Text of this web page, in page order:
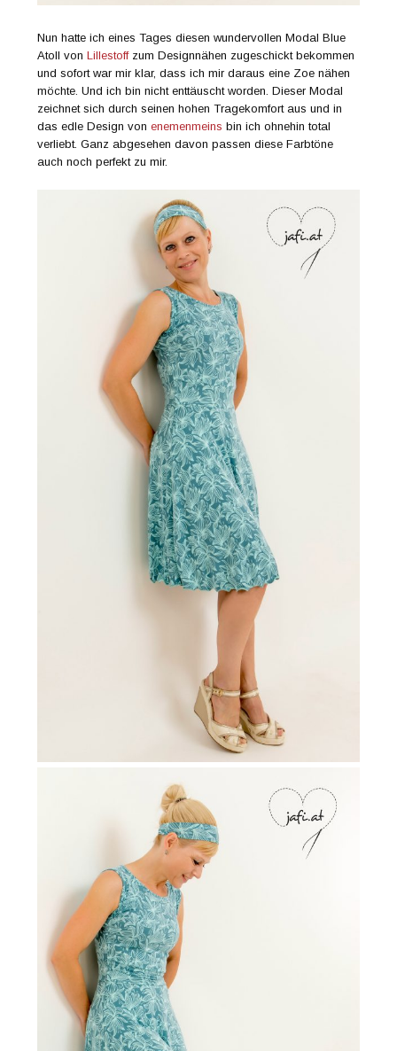
Nun hatte ich eines Tages diesen wundervollen Modal Blue
Atoll vonLillestoffzum Designnähen zugeschickt bekommen
und sofort war mir klar, dass ich mir daraus eine Zoe nähen
möchte. Und ich bin nicht enttäuscht worden. Dieser Modal
zeichnet sich durch seinen hohen Tragekomfort aus und in
das edle Design vonenemenmeins bin ich ohnehin total
verliebt. Ganz abgesehen davon passen diese Farbtöne
auch noch perfekt zu mir.